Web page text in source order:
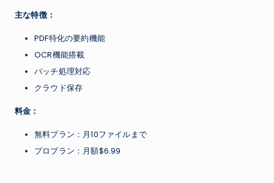
主な特徴：
PDF特化の要約機能
OCR機能搭載
バッチ処理対応
クラウド保存
料金：
無料プラン：月10ファイルまで
プロプラン：月額$6.99